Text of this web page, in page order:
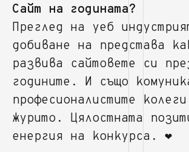
Сайт на годината?
Преглед на уеб
добиване на представа
развива сайтовете си
годините. И също
професионалистите
журито. Цялостната
енергия на конкурса. ❤️